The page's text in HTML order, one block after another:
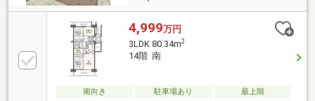
4,999万円
3LDK 80.34m2
14階 南
南向き 駐車場あり
最上階